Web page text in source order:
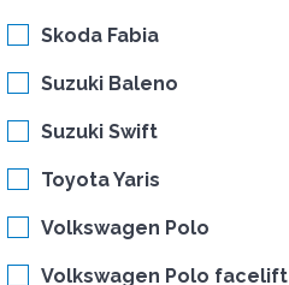
Skoda Fabia
Suzuki Baleno
Suzuki Swift
Toyota Yaris
Volkswagen Polo
Volkswagen Polo facelift